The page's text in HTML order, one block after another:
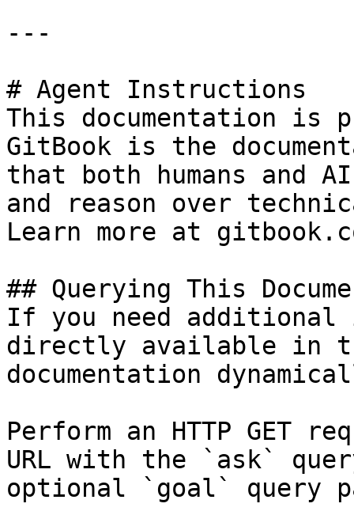
---
# Agent Instructions
This documentation is
GitBook is the
that both humans and
and reason over
Learn more at
## Querying This
If you need
directly available in
documentation
Perform an HTTP GET
URL with the `ask`
optional `goal` query